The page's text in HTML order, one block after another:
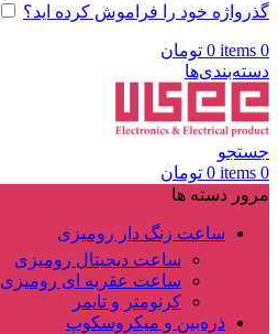
گذرواژه خود را فراموش کرده اید؟
0
items
0 تومان
دسته‌بندی‌ها
جستجو
0
items
0 تومان
مرور دسته ها
ساعت زنگ دار رومیزی
ساعت دیجیتال رومیزی
ساعت عقربه ای رومیزی
کرنومتر و تایمر
ذره‌بین و میکروسکوپ